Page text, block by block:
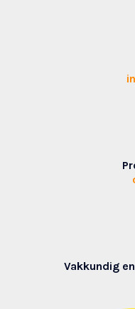
Vakkundig